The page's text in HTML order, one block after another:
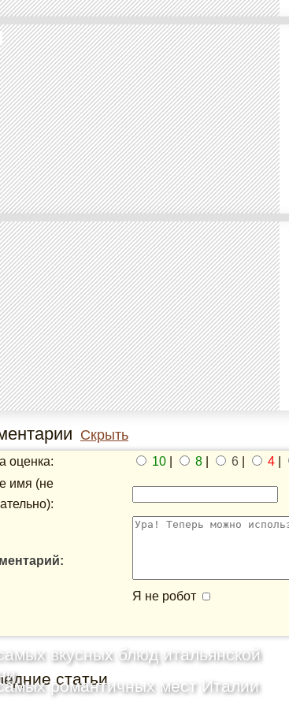
Скрыть
оценка: 10| 8| 6| 4|
имя (не
Я не робот
статьи
вкусных блюд итальянской
романтичных мест Италии